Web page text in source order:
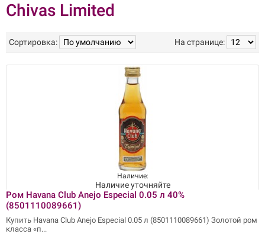
Chivas Limited
На странице:
Сортировка:
Наличие:
Наличие уточняйте
Ром Havana Club Anejo Especial 0.05 л 40%
(8501110089661)
Купить Havana Club Anejo Especial 0.05 л (8501110089661) Золотой ром
класса «п